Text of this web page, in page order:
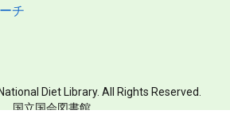
チ
Diet Library. All Rights Reserved.